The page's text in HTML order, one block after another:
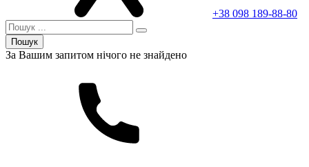
+38 098 189-88-80
Пошук
За Вашим запитом нічого не знайдено